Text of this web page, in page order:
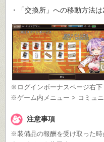
・「交換所」への移動方法は
※ログインボーナスページ右
※ゲーム内メニュー > コミュ
注意事項
※装備品の報酬を受け取った時